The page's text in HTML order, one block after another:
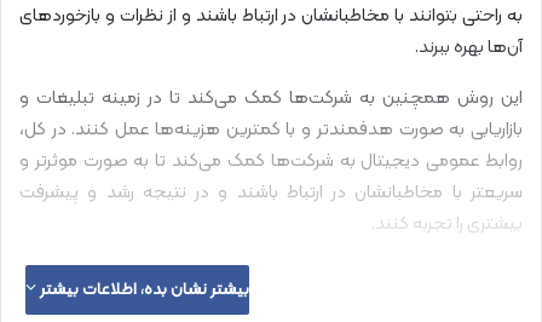
به راحتی بتوانند با مخاطبانشان در ارتباط باشند و از نظرات و بازخوردهای
آن‌ها بهره ببرند.
این روش همچنین به شرکت‌ها کمک می‌کند تا در زمینه تبلیغات و
بازاریابی به صورت هدفمندتر و با کمترین هزینه‌ها عمل کنند. در کل،
روابط عمومی دیجیتال به شرکت‌ها کمک می‌کند تا به صورت موثرتر و
سریعتر با مخاطبانشان در ارتباط باشند و در نتیجه رشد و پیشرفت
بیشتری را تجربه کنند.
روابط عمومی دیجیتال به مجموعه فعالیت‌هایی اطلاق می‌شود که در
قالب استفاده از فناوری‌های دیجیتال و ارتباطات الکترونیکی صورت
بیشتر نشان بده، اطلاعات بیشتر